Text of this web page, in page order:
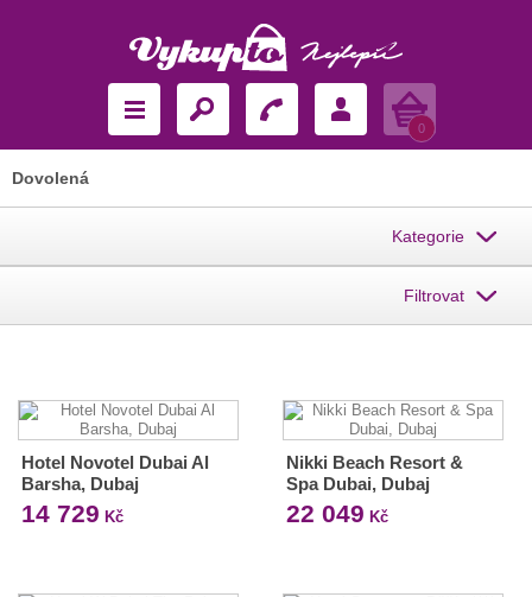
Košík
0
Dovolená
Kategorie
Filtrovat
Hotel Novotel Dubai Al
Barsha, Dubaj
14 729 Kč
Nikki Beach Resort &
Spa Dubai, Dubaj
22 049 Kč